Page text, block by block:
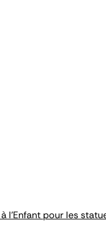
l'Enfant pour les